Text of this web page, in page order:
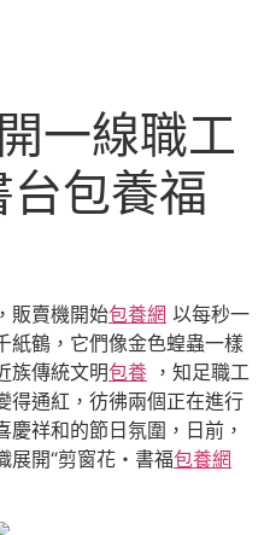
一線職工
台包養福
販賣機開始包養網 以每秒一
紙鶴，它們像金色蝗蟲一樣
族傳統文明包養 ，知足職工
得通紅，彷彿兩個正在進行
祥和的節日氛圍，日前，
展開“剪窗花・書福包養網